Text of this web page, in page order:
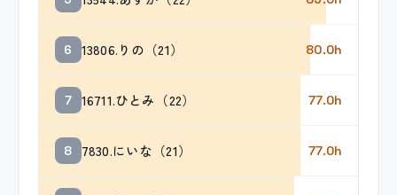
6 13806.りの（21） 80.0h
7 16711.ひとみ（22） 77.0h
8 7830.にいな（21） 77.0h